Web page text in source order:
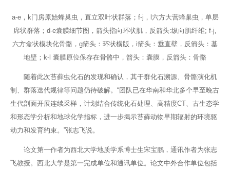
a-e，k门房原始蜂巢虫，直立双叶状群落；f-j，l六方大营蜂巢虫，单层
席状群落；d-e囊膜细节图，箭头指向环状肌，反箭头:纵向肌纤维; f-j,
六方盒状模块化骨骼，g箭头：环状横版，i箭头：垂直壁，反箭头：基
地壁；k-l 囊膜原位保存在骨骼中，箭头：囊膜，反箭头：骨骼
随着此次苔藓虫化石的发现和确认，其干群化石溯源、骨骼演化机
制、群落迭代规律等问题仍待破解。“团队已在华南和华北多个早至晚古
生代剖面开展连续采样，计划结合传统化石处理、高精度CT、古生态学
和形态学分析和地球化学指标，进一步揭示苔藓动物早期辐射的环境驱
动力和发育约束。”张志飞说。
论文第一作者为西北大学地质学系博士生宋宝鹏，通讯作者为张志
飞教授。西北大学是第一完成单位和通讯单位。论文中外合作单位包括